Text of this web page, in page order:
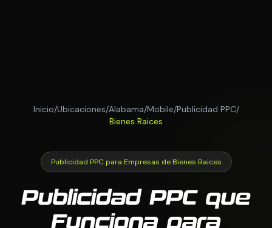
Inicio/Ubicaciones/Alabama/Mobile/Publicidad PPC/
Bienes Raices
Publicidad PPC para Empresas de Bienes Raices
Publicidad PPC que
Funciona para